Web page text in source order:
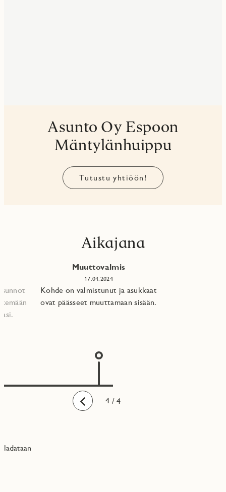
Asunto Oy Espoon
Mäntylänhuippu
Tutustu yhtiöön!
Aikajana
Taaksepäin
Muuttovalmis
17.04.2024
Kohde on valmistunut ja asukkaat
ovat päässeet muuttamaan sisään.
1
2
3
4 / 4
ladataan